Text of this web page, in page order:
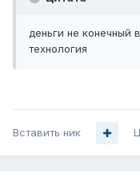
деньги не конечный
технология
Вставить ник